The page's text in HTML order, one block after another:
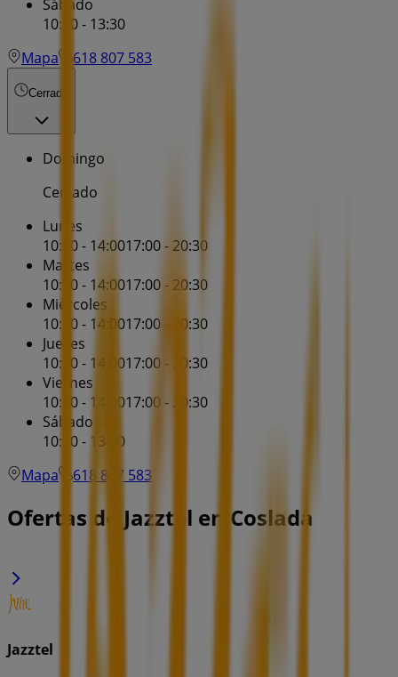
Sábado
10:00 - 13:30
Mapa
618 807 583
Cerrado
Domingo
Cerrado
Lunes
10:00 - 14:0017:00 - 20:30
Martes
10:00 - 14:0017:00 - 20:30
Miércoles
10:00 - 14:0017:00 - 20:30
Jueves
10:00 - 14:0017:00 - 20:30
Viernes
10:00 - 14:0017:00 - 20:30
Sábado
10:00 - 13:30
Mapa
618 807 583
Ofertas de Jazztel en Coslada
Jazztel